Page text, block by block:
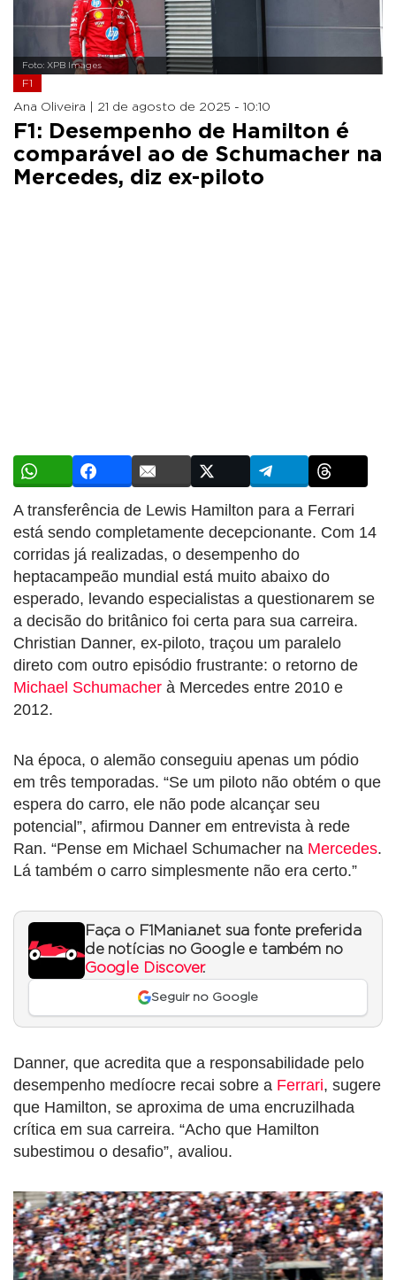
Foto: XPB Images
F1
Ana Oliveira | 21 de agosto de 2025 - 10:10
F1: Desempenho de Hamilton é
comparável ao de Schumacher na
Mercedes, diz ex-piloto
A transferência de Lewis Hamilton para a Ferrari
está sendo completamente decepcionante. Com 14
corridas já realizadas, o desempenho do
heptacampeão mundial está muito abaixo do
esperado, levando especialistas a questionarem se
a decisão do britânico foi certa para sua carreira.
Christian Danner, ex-piloto, traçou um paralelo
direto com outro episódio frustrante: o retorno de
Michael Schumacher à Mercedes entre 2010 e
2012.
Na época, o alemão conseguiu apenas um pódio
em três temporadas. “Se um piloto não obtém o que
espera do carro, ele não pode alcançar seu
potencial”, afirmou Danner em entrevista à rede
Ran. “Pense em Michael Schumacher na Mercedes.
Lá também o carro simplesmente não era certo.”
Faça o F1Mania.net sua fonte preferida
de notícias no Google e também no
Google Discover.
Seguir no Google
Danner, que acredita que a responsabilidade pelo
desempenho medíocre recai sobre a Ferrari, sugere
que Hamilton, se aproxima de uma encruzilhada
crítica em sua carreira. “Acho que Hamilton
subestimou o desafio”, avaliou.